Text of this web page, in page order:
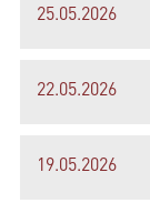
25.05.2026
22.05.2026
19.05.2026